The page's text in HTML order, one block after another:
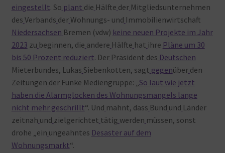
eingestellt. So plant die Hälfte der Mitgliedsunternehmen
des Verbands der Wohnungs- und Immobilienwirtschaft
Niedersachsen Bremen (vdw) keine neuen Projekte im Jahr
2023 zu beginnen, die andere Hälfte hat ihre Pläne um 30
bis 50 Prozent reduziert. Der Präsident des Deutschen
Mieterbundes, Lukas Siebenkotten, sagt gegenüber den
Zeitungen der Funke Mediengruppe: „ So laut wie jetzt
haben die Alarmglocken des Wohnungsmangels lange
nicht mehr geschrillt“. Und mahnt, dass Bund und Länder
zeitnah und zielgerichtet tätig werden müssen, sonst
drohe „ein ungeahntes Desaster auf dem
Wohnungsmarkt“.